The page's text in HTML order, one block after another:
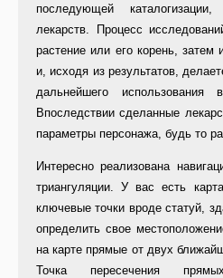
последующей
лекарств. Процесс
растение или его корень, затем
и, исходя из результатов,
дальнейшего использования
Впоследствии сделанные
параметры персонажа, будь то
Интересно реализована
триангуляции. У вас есть
ключевые точки вроде статуй,
определить свое
на карте прямые от двух
Точка пересечения